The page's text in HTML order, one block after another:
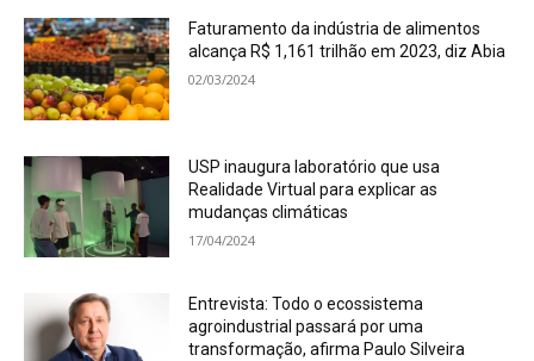
Faturamento da indústria de alimentos
alcança R$ 1,161 trilhão em 2023, diz Abia
02/03/2024
USP inaugura laboratório que usa
Realidade Virtual para explicar as
mudanças climáticas
17/04/2024
Entrevista: Todo o ecossistema
agroindustrial passará por uma
transformação, afirma Paulo Silveira